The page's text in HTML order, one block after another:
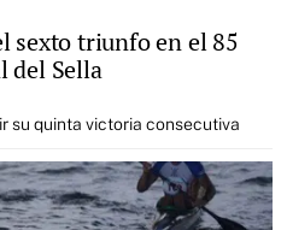
sexto triunfo en el 85
del Sella
su quinta victoria consecutiva